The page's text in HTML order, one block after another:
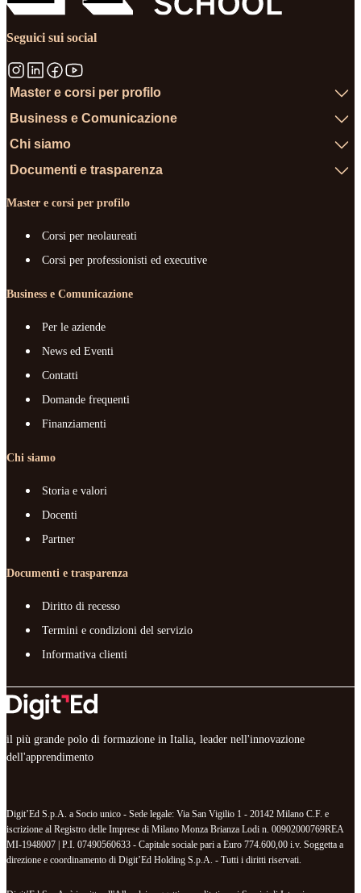
Seguici sui social
Master e corsi per profilo
Business e Comunicazione
Chi siamo
Documenti e trasparenza
Master e corsi per profilo
Corsi per neolaureati
Corsi per professionisti ed executive
Business e Comunicazione
Per le aziende
News ed Eventi
Contatti
Domande frequenti
Finanziamenti
Chi siamo
Storia e valori
Docenti
Partner
Documenti e trasparenza
Diritto di recesso
Termini e condizioni del servizio
Informativa clienti
il più grande polo di formazione in Italia, leader nell'innovazione
dell'apprendimento
Digit’Ed S.p.A. a Socio unico - Sede legale: Via San Vigilio 1 - 20142 Milano C.F. e
iscrizione al Registro delle Imprese di Milano Monza Brianza Lodi n. 00902000769REA
MI-1948007 | P.I. 07490560633 - Capitale sociale pari a Euro 774.600,00 i.v. Soggetta a
direzione e coordinamento di Digit’Ed Holding S.p.A. - Tutti i diritti riservati.